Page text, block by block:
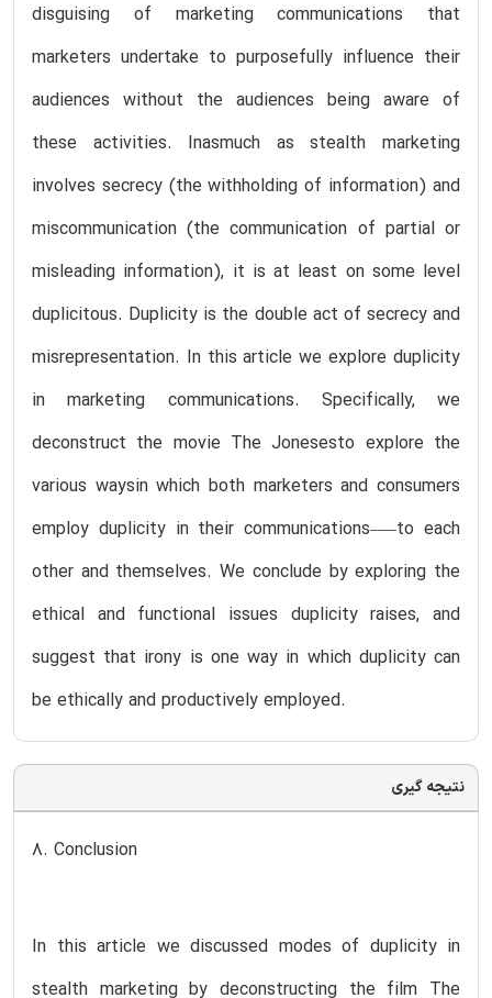
disguising of marketing communications that
marketers undertake to purposefully influence their
audiences without the audiences being aware of
these activities. Inasmuch as stealth marketing
involves secrecy (the withholding of information) and
miscommunication (the communication of partial or
misleading information), it is at least on some level
duplicitous. Duplicity is the double act of secrecy and
misrepresentation. In this article we explore duplicity
in marketing communications. Specifically, we
deconstruct the movie The Jonesesto explore the
various waysin which both marketers and consumers
employ duplicity in their communications–—to each
other and themselves. We conclude by exploring the
ethical and functional issues duplicity raises, and
suggest that irony is one way in which duplicity can
be ethically and productively employed.
نتیجه گیری
8. Conclusion
In this article we discussed modes of duplicity in
stealth marketing by deconstructing the film The